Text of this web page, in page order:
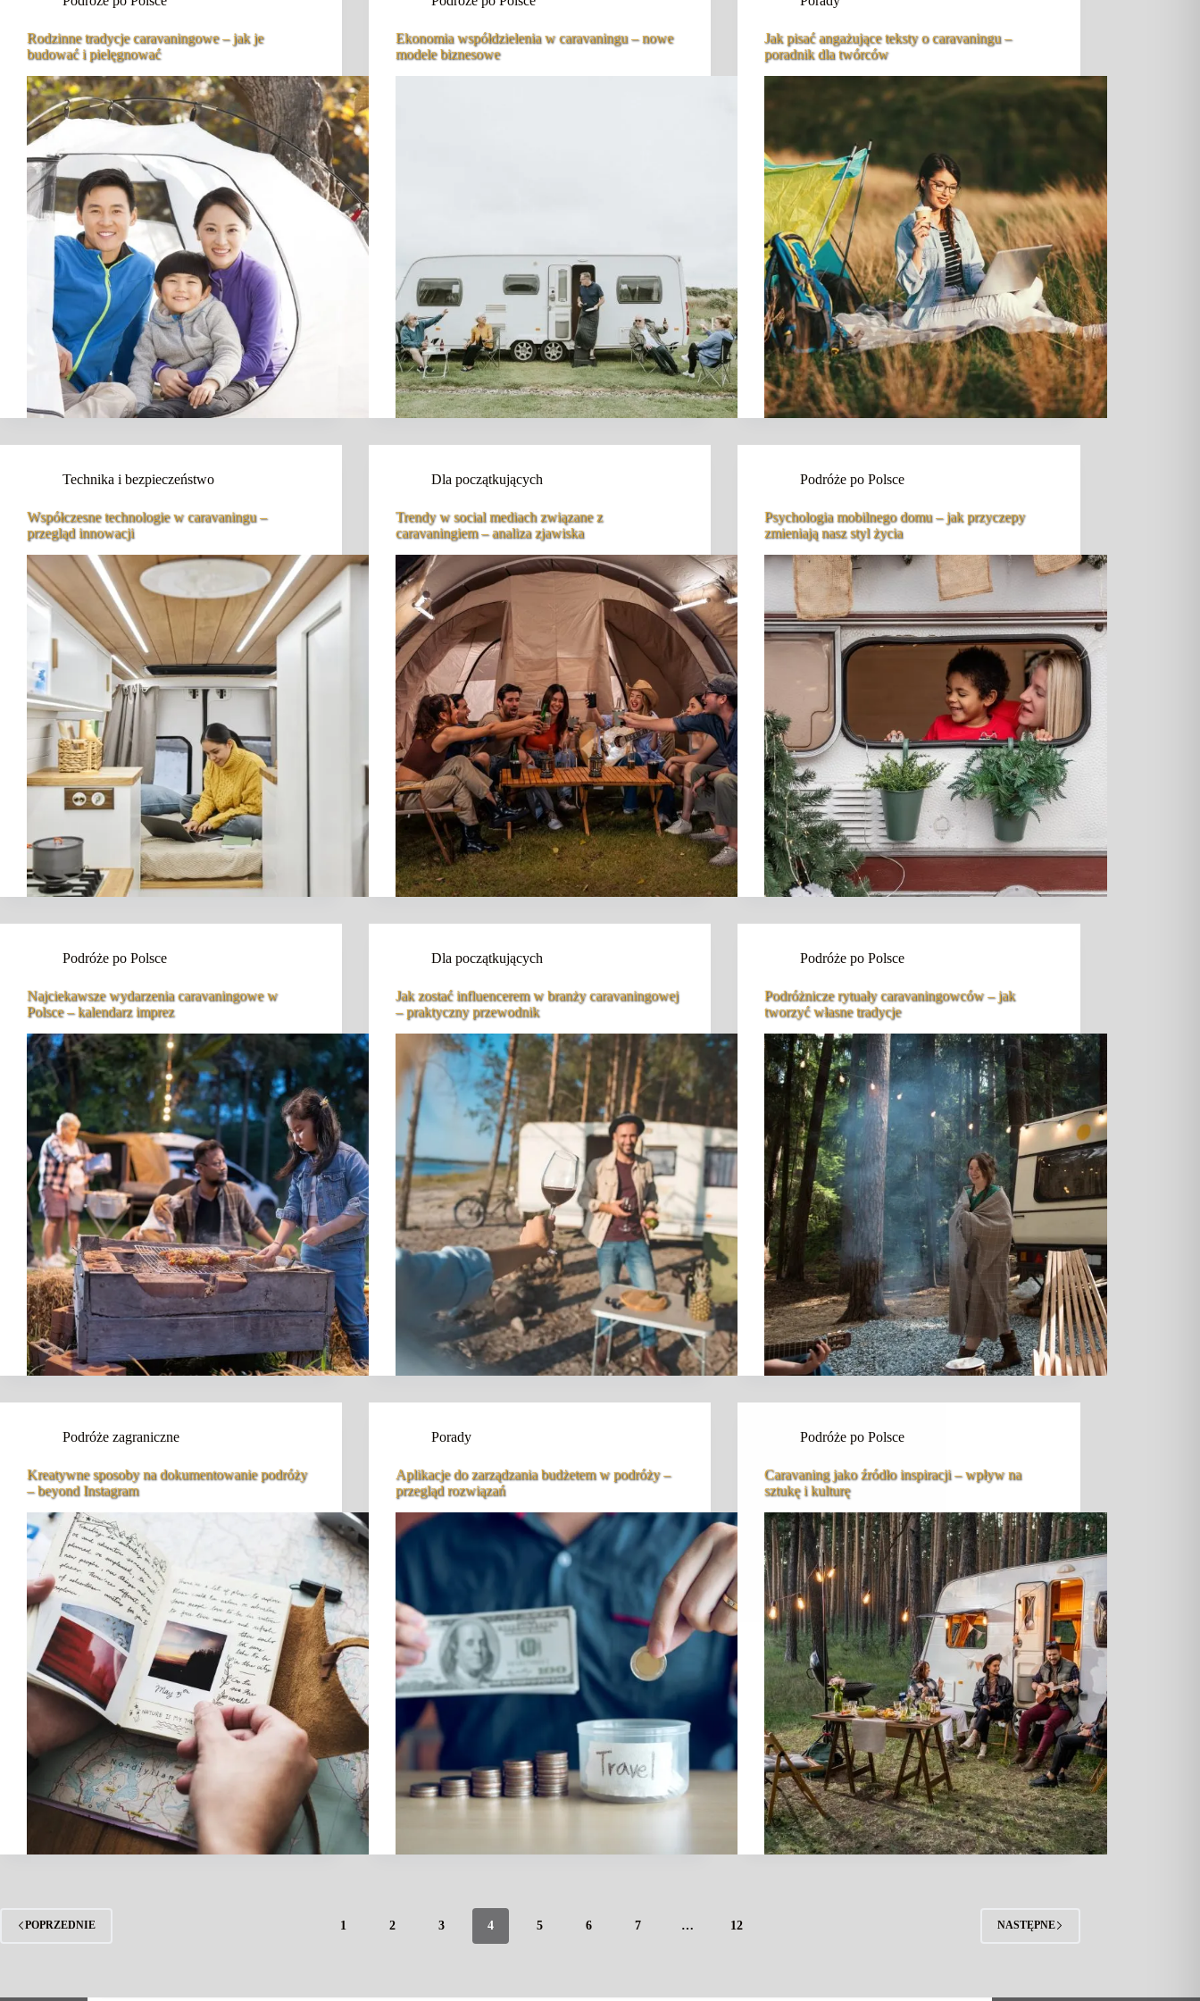
Rodzinne tradycje caravaningowe – jak je
budować i pielęgnować
Ekonomia współdzielenia w caravaningu – nowe
modele biznesowe
Jak pisać angażujące teksty o caravaningu –
poradnik dla twórców
Technika i bezpieczeństwo
Współczesne technologie w caravaningu –
przegląd innowacji
Dla początkujących
Trendy w social mediach związane z
caravaningiem – analiza zjawiska
Podróże po Polsce
Psychologia mobilnego domu – jak przyczepy
zmieniają nasz styl życia
Podróże po Polsce
Najciekawsze wydarzenia caravaningowe w
Polsce – kalendarz imprez
Dla początkujących
Jak zostać influencerem w branży caravaningowej
– praktyczny przewodnik
Podróże po Polsce
Podróżnicze rytuały caravaningowców – jak
tworzyć własne tradycje
Podróże zagraniczne
Kreatywne sposoby na dokumentowanie podróży
– beyond Instagram
Porady
Aplikacje do zarządzania budżetem w podróży –
przegląd rozwiązań
Podróże po Polsce
Caravaning jako źródło inspiracji – wpływ na
sztukę i kulturę
POPRZEDNIE 1 2 3 4 5 6 7 … 12 NASTĘPNE